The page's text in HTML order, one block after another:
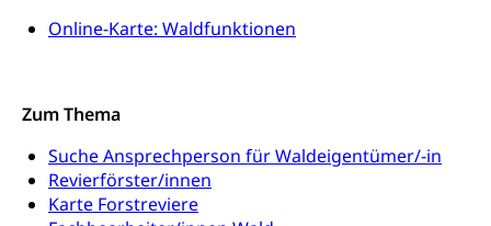
Online-Karte: Waldfunktionen
Zum Thema
Suche Ansprechperson für Waldeigentümer/-in
Revierförster/innen
Karte Forstreviere
Staat und Recht
Diskriminierung, Gleichstellungsbüro, Mobbing
Gleichstellung aller Geschlechter und
Lebensformen
Gleichstellung Menschen mit
Zivilverfahren
Zivilrecht, Zivilrechtspflege, Gerichtsverfahren